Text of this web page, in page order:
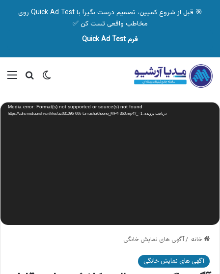
🎯 قبل از شروع کمپین، تصمیم درست بگیر! با Quick Ad Test روی
مخاطب واقعی تست کن ✅
فرم Quick Ad Test
تغییر پوسته
نمایشگر
ویدیو Media error: Format(s) not supported or source(s) not found
دریافت پرونده: https://cdn.mediaarshiv.ir/files/az031096-006-tamashakhoone_MP4-360.mp4?_=1
خانه /آگهی های نمایش خانگی
آگهی های نمایش خانگی